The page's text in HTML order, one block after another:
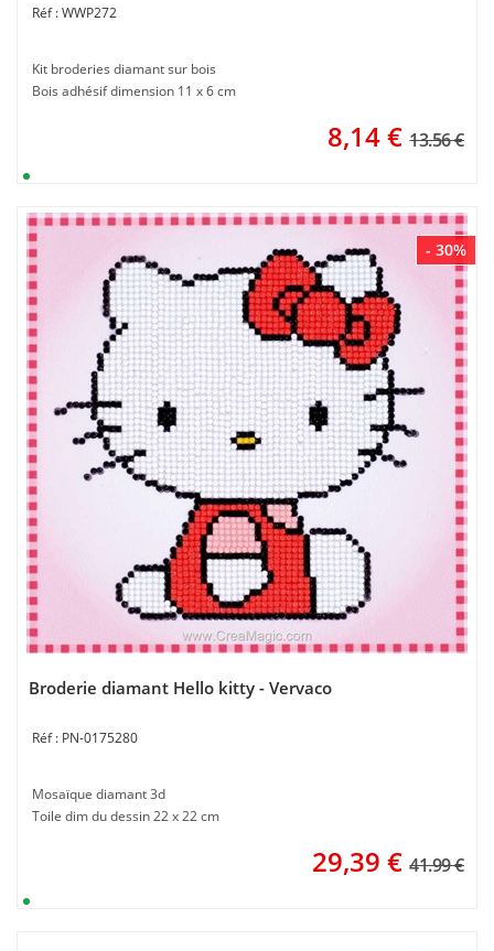
WWP272
Kit broderies diamant sur bois
Bois adhésif dimension 11 x 6 cm
8,14€ 13.56 €
- 30%
Broderie diamant Hello kitty - Vervaco
PN-0175280
Mosaïque diamant 3d
Toile dim du dessin 22 x 22 cm
29,39 € 41.99 €